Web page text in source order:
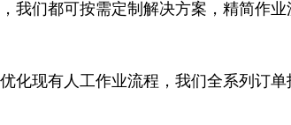
我们都可按需定制解决方案，精简作
化现有人工作业流程，我们全系列订